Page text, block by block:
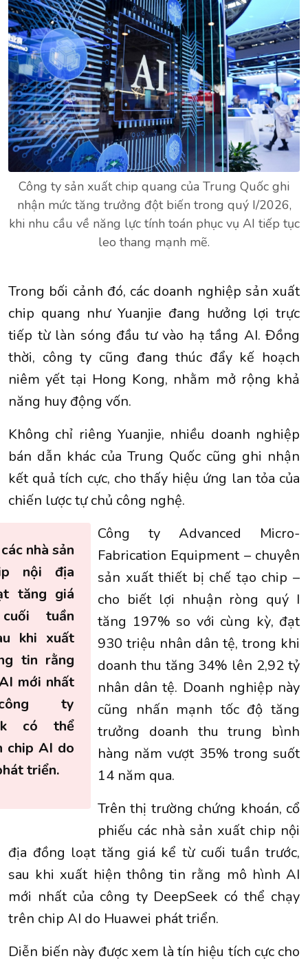
Công ty sản xuất chip quang của Trung Quốc ghi
nhận mức tăng trưởng đột biến trong quý I/2026,
khi nhu cầu về năng lực tính toán phục vụ AI tiếp tục
leo thang mạnh mẽ.
Trong bối cảnh đó, các doanh nghiệp sản xuất
chip quang như Yuanjie đang hưởng lợi trực
tiếp từ làn sóng đầu tư vào hạ tầng AI. Đồng
thời, công ty cũng đang thúc đẩy kế hoạch
niêm yết tại Hong Kong, nhằm mở rộng khả
năng huy động vốn.
Không chỉ riêng Yuanjie, nhiều doanh nghiệp
bán dẫn khác của Trung Quốc cũng ghi nhận
kết quả tích cực, cho thấy hiệu ứng lan tỏa của
chiến lược tự chủ công nghệ.
nhà sản
nội địa
tăng giá
tuần
khi xuất
tin rằng
mới nhất
ty
có thể
chip AI do
triển.
Công ty Advanced Micro-
Fabrication Equipment – chuyên
sản xuất thiết bị chế tạo chip –
cho biết lợi nhuận ròng quý I
tăng 197% so với cùng kỳ, đạt
930 triệu nhân dân tệ, trong khi
doanh thu tăng 34% lên 2,92 tỷ
nhân dân tệ. Doanh nghiệp này
cũng nhấn mạnh tốc độ tăng
trưởng doanh thu trung bình
hàng năm vượt 35% trong suốt
14 năm qua.
Trên thị trường chứng khoán, cổ
phiếu các nhà sản xuất chip nội
địa đồng loạt tăng giá kể từ cuối tuần trước,
sau khi xuất hiện thông tin rằng mô hình AI
mới nhất của công ty DeepSeek có thể chạy
trên chip AI do Huawei phát triển.
Diễn biến này được xem là tín hiệu tích cực cho